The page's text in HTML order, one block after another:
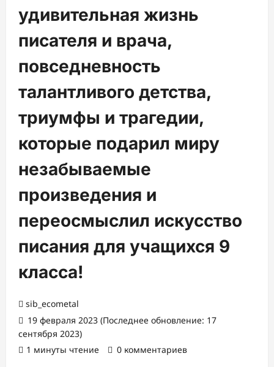
удивительная жизнь
писателя и врача,
повседневность
талантливого детства,
триумфы и трагедии,
которые подарил миру
незабываемые
произведения и
переосмыслил искусство
писания для учащихся 9
класса!
sib_ecometal
19 февраля 2023 (Последнее обновление: 17
сентября 2023)
1 минуты чтение
0 комментариев